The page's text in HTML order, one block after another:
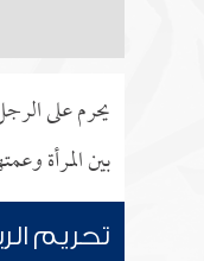
يحرم على
بين المرأة
تحريم